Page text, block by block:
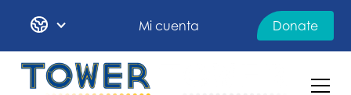
Mi cuenta Donate